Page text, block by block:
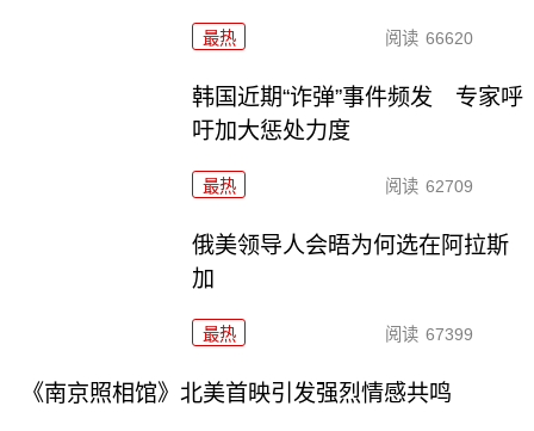
最热 阅读 66620
韩国近期“诈弹”事件频发 专家呼
吁加大惩处力度
最热 阅读 62709
俄美领导人会晤为何选在阿拉斯
加
最热 阅读 67399
《南京照相馆》北美首映引发强烈情感共鸣